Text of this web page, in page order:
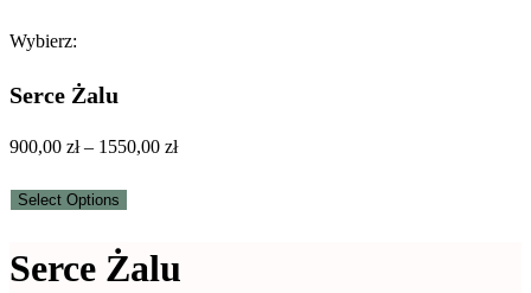
Wybierz:
Serce Żalu
900,00 zł – 1550,00 złZakres
do
Select Options
Serce Żalu